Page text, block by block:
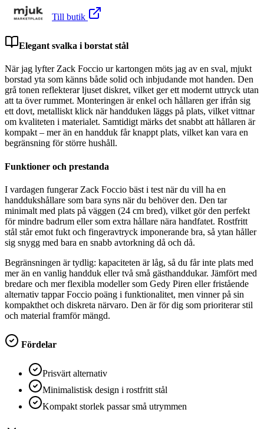
Till butik
Elegant svalka i borstat stål
När jag lyfter Zack Foccio ur kartongen möts jag av en sval, mjukt
borstad yta som känns både solid och inbjudande mot handen. Den
grå tonen reflekterar ljuset diskret, vilket ger ett modernt uttryck utan
att ta över rummet. Monteringen är enkel och hållaren ger ifrån sig
ett dovt, metalliskt klick när handduken läggs på plats, vilket vittnar
om kvaliteten i materialet. Samtidigt märks det snabbt att hållaren är
kompakt – mer än en handduk får knappt plats, vilket kan vara en
begränsning för större hushåll.
Funktioner och prestanda
I vardagen fungerar Zack Foccio bäst i test när du vill ha en
handdukshållare som bara syns när du behöver den. Den tar
minimalt med plats på väggen (24 cm bred), vilket gör den perfekt
för mindre badrum eller som extra hållare nära handfatet. Rostfritt
stål står emot fukt och fingeravtryck imponerande bra, så ytan håller
sig snygg med bara en snabb avtorkning då och då.
Begränsningen är tydlig: kapaciteten är låg, så du får inte plats med
mer än en vanlig handduk eller två små gästhanddukar. Jämfört med
bredare och mer flexibla modeller som Gedy Piren eller fristående
alternativ tappar Foccio poäng i funktionalitet, men vinner på sin
kompakthet och diskreta närvaro. Den är för dig som prioriterar stil
och material framför mängd.
Fördelar
Prisvärt alternativ
Minimalistisk design i rostfritt stål
Kompakt storlek passar små utrymmen